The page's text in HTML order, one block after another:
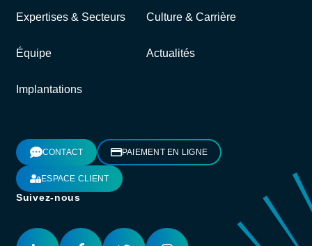
Expertises & Secteurs Culture & Carrière
Équipe Actualités
Implantations
CONTACT PAIEMENT EN LIGNE
ESPACE CLIENT
Suivez-nous